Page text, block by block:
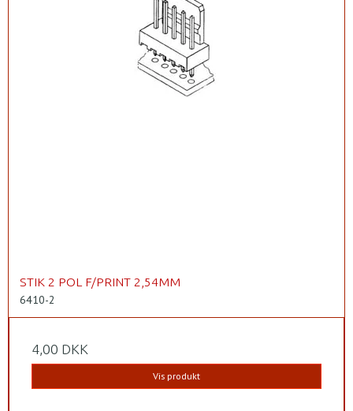
STIK 2 POL F/PRINT 2,54MM
6410-2
4,00 DKK
Vis produkt